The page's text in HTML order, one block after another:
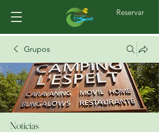
Reservar
Grupos
Noticias